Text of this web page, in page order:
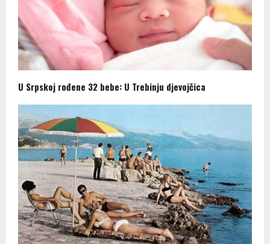
U Srpskoj rođene 32 bebe: U Trebinju djevojčica